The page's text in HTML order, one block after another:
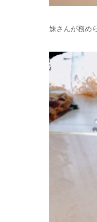
妹さんが務め